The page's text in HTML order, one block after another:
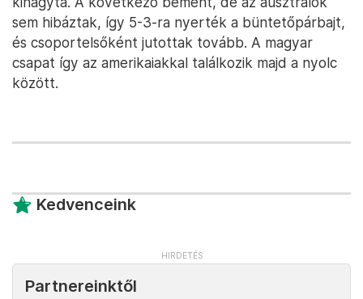
sem hibáztak, így 5-3-ra nyerték a büntetőpárbajt,
és csoportelsőként jutottak tovább. A magyar
csapat így az amerikaiakkal találkozik majd a nyolc
között.
Kedvenceink
Partnereinktől